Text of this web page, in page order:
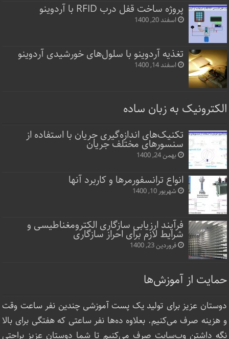
پروژه ساخت قفل‌ درب RFID با آردوینو
اسفند 20, 1400
تغذیه آردوینو با سلول‌های خورشیدی آردوینو
اسفند 14, 1400
الکترونیک به زبان ساده
تکنیک‌های اندازه‌گیری جریان با استفاده از
سنسورهای مختلف جریان
بهمن 24, 1400
انواع ترانسفورمرها و کاربرد آنها
شهریور 10, 1400
فرآیند ارزیابی سازگاری الکترومغناطیسی و
شرایط لازم برای احراز سازگاری
فروردین 23, 1400
حمایت از آموزش‌ها
دوستان عزیز برای تولید یک پست آموزشی چندین نفر ساعت‌ وقت
و هزینه صرف می‌کنیم. بعلاوه ده‌ها نفر ساعتی که هفتگی برای بالا
نگه داشتن وب‌سایت صرف ‌می‌کنیم تا شما دوستان عزیز براحتی